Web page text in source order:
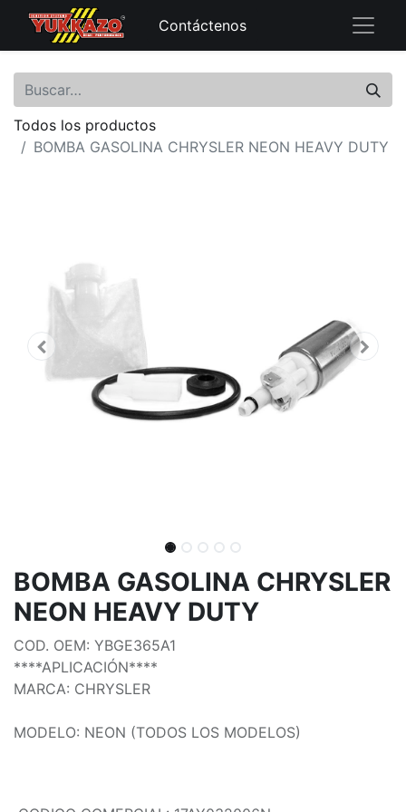
Contáctenos
Todos los productos
BOMBA GASOLINA CHRYSLER NEON HEAVY DUTY
BOMBA GASOLINA CHRYSLER
NEON HEAVY DUTY
COD. OEM: YBGE365A1
****APLICACIÓN****
MARCA: CHRYSLER
MODELO: NEON (TODOS LOS MODELOS)